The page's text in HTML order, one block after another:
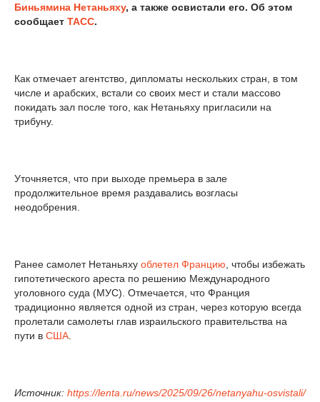
Биньямина Нетаньяху, а также освистали его. Об этом
сообщает ТАСС.
Как отмечает агентство, дипломаты нескольких стран, в том
числе и арабских, встали со своих мест и стали массово
покидать зал после того, как Нетаньяху пригласили на
трибуну.
Уточняется, что при выходе премьера в зале
продолжительное время раздавались возгласы
неодобрения.
Ранее самолет Нетаньяху облетел Францию , чтобы избежать
гипотетического ареста по решению Международного
уголовного суда (МУС). Отмечается, что Франция
традиционно является одной из стран, через которую всегда
пролетали самолеты глав израильского правительства на
пути в США
Источник: https://lenta.ru/news/2025/09/26/netanyahu-osvistali/